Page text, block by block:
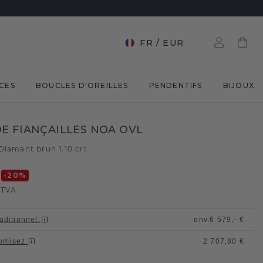
FR / EUR
BOUCLES D'OREILLES PENDENTIFS BIJOUX
FIANÇAILLES NOA OVL
Diamant brun 1.10 crt
-20 %
: env.6 579,- €
: 2 707,80 €